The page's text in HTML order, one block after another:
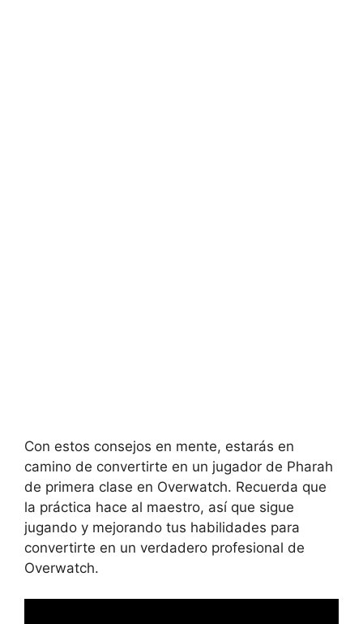
Con estos consejos en mente, estarás en
camino de convertirte en un jugador de Pharah
de primera clase en Overwatch. Recuerda que
la práctica hace al maestro, así que sigue
jugando y mejorando tus habilidades para
convertirte en un verdadero profesional de
Overwatch.